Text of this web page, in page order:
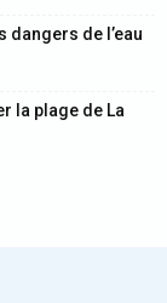
de l’eau
la plage de La